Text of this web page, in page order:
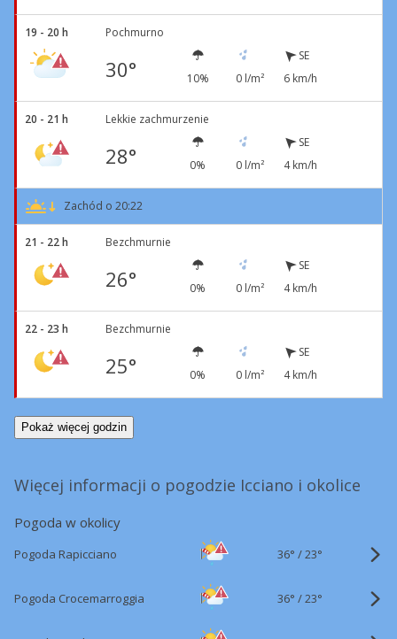
19 - 20 h Pochmurno
30° 10% 0 l/m²
SE
6 km/h
20 - 21 h Lekkie zachmurzenie
28° 0% 0 l/m²
SE
4 km/h
Zachód o 20:22
21 - 22 h Bezchmurnie
26° 0% 0 l/m²
SE
4 km/h
22 - 23 h Bezchmurnie
25° 0% 0 l/m²
SE
4 km/h
Pokaż więcej godzin
Więcej informacji o pogodzie Icciano i okolice
Pogoda w okolicy
Pogoda Rapicciano 36° /23°
Pogoda Crocemarroggia 36° /23°